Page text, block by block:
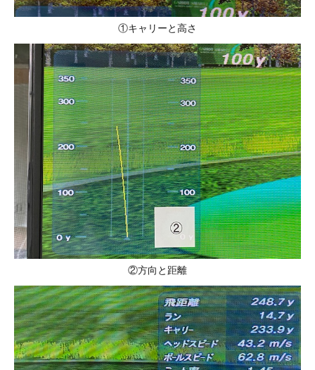
①キャリーと高さ
②方向と距離